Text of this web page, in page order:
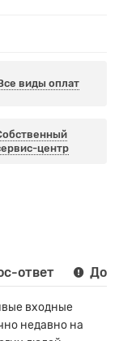
виды оплат
центр
ответ
входные
недавно на